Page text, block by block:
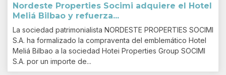
Nordeste Properties Socimi adquiere el Hotel
Meliá Bilbao y refuerza...
La sociedad patrimonialista NORDESTE PROPERTIES SOCIMI
S.A. ha formalizado la compraventa del emblemático Hotel
Meliá Bilbao a la sociedad Hotei Properties Group SOCIMI
S.A. por un importe de...